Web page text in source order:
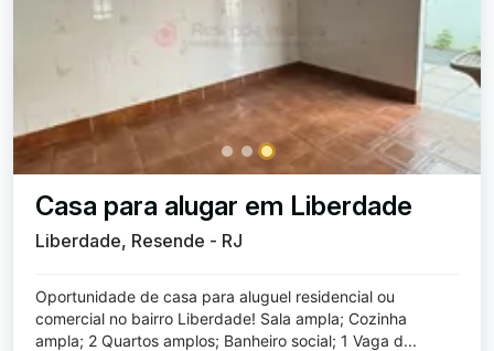
Casa para alugar em Liberdade
Liberdade, Resende - RJ
Oportunidade de casa para aluguel residencial ou
comercial no bairro Liberdade! Sala ampla; Cozinha
ampla; 2 Quartos amplos; Banheiro social; 1 Vaga d...